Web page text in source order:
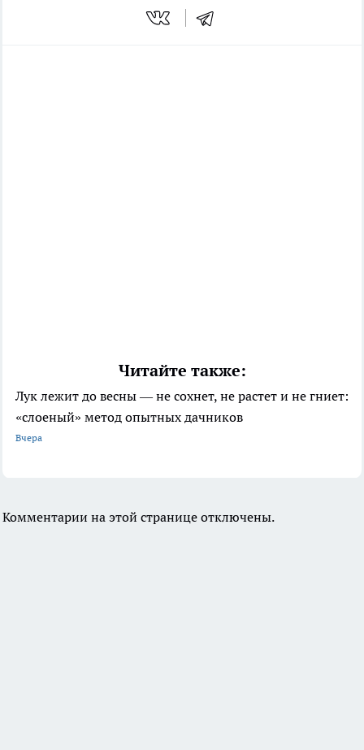
Читайте также:
Лук лежит до весны — не сохнет, не растет и не гниет:
«слоеный» метод опытных дачников
Вчера
Комментарии на этой странице отключены.